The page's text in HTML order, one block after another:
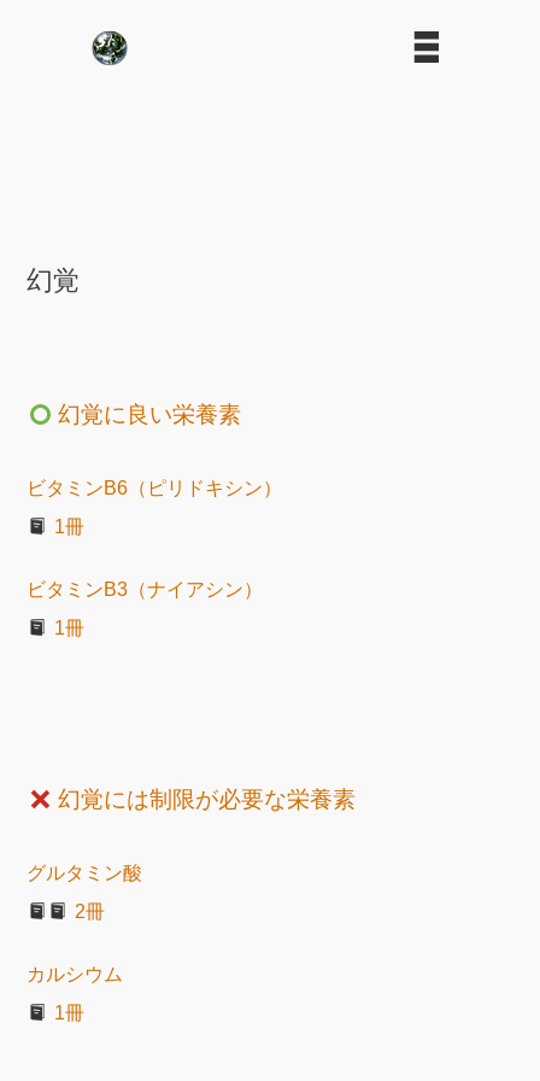
幻覚
幻覚に良い栄養素
ビタミンB6（ピリドキシン）
1冊
ビタミンB3（ナイアシン）
1冊
幻覚には制限が必要な栄養素
グルタミン酸
2冊
カルシウム
1冊